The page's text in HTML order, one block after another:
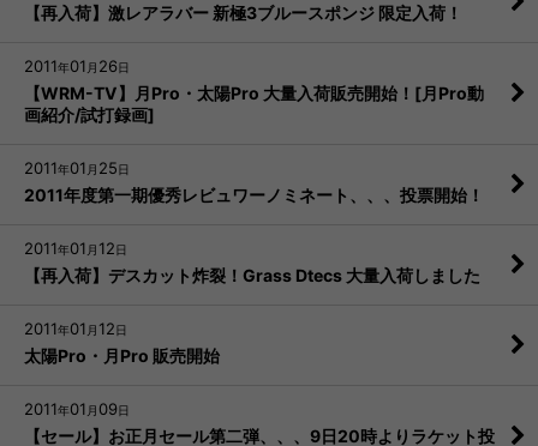
【再入荷】激レアラバー 新極3ブルースポンジ 限定入荷！
2011年01 月 26日
【WRM-TV】月Pro・太陽Pro 大量入荷販売開始！[月Pro動
画紹介/試打録画]
2011年01 月 25日
2011年度第一期優秀レビュワーノミネート、、、投票開始！
2011年01 月 12日
【再入荷】デスカット炸裂！Grass Dtecs 大量入荷しました
2011年01 月 12日
太陽Pro・月Pro 販売開始
2011年01 月 09日
【セール】お正月セール第二弾、、、9日20時よりラケット投